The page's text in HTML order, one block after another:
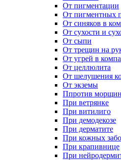
От пигментации
От пигментных
От синяков в
От сухости и
От сыпи
От трещин на
От угрей в
От целлюлита
От шелушения
От экземы
Ппротив морщин
При ветрянке
При витилиго
При демодекозе
При дерматите
При кожных
При крапивнице
При